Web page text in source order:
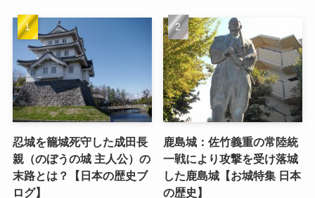
忍城を籠城死守した成田長
親（のぼうの城 主人公）の
末路とは？【日本の歴史ブ
ログ】
鹿島城：佐竹義重の常陸統
一戦により攻撃を受け落城
した鹿島城【お城特集 日本
の歴史】